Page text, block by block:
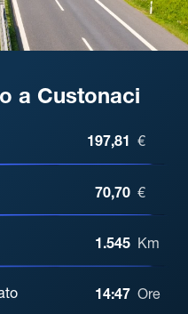
a Custonaci
TEMPO DI
197,81 €
70,70 €
1.545 Km
14:47 Ore